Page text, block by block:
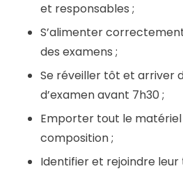
et responsables ;
S’alimenter
des examens ;
Se réveiller tôt et arriver
d’examen avant 7h30 ;
Emporter tout le
composition ;
Identifier et rejoindre